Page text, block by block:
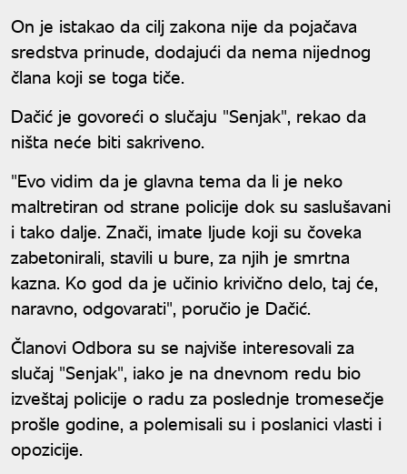
On je istakao da cilj zakona nije da pojačava
sredstva prinude, dodajući da nema nijednog
člana koji se toga tiče.
Dačić je govoreći o slučaju "Senjak", rekao da
ništa neće biti sakriveno.
"Evo vidim da je glavna tema da li je neko
maltretiran od strane policije dok su saslušavani
i tako dalje. Znači, imate ljude koji su čoveka
zabetonirali, stavili u bure, za njih je smrtna
kazna. Ko god da je učinio krivično delo, taj će,
naravno, odgovarati", poručio je Dačić.
Članovi Odbora su se najviše interesovali za
slučaj "Senjak", iako je na dnevnom redu bio
izveštaj policije o radu za poslednje tromesečje
prošle godine, a polemisali su i poslanici vlasti i
opozicije.